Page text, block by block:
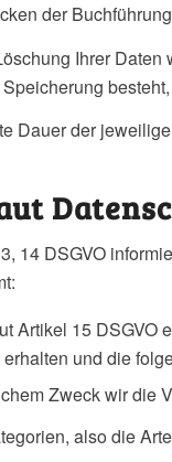
der
Ihrer
Dauer der
14 DSGVO
Artikel 15 DSGVO
und die
Zweck wir die
also die